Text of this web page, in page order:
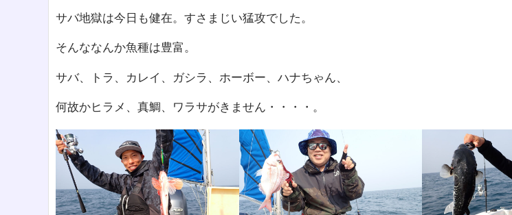
サバ地獄は今日も健在。すさまじい猛攻でした。
そんななんか魚種は豊富。
サバ、トラ、カレイ、ガシラ、ホーボー、ハナちゃん、
何故かヒラメ、真鯛、ワラサがきません・・・・。